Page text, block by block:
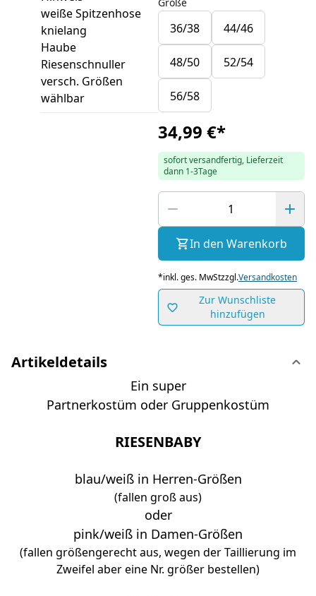
weiße Spitzenhose
knielang
Haube
Riesenschnuller
versch. Größen
wählbar
36/38 44/46
48/50 52/54
56/58
34,99 €*
sofort versandfertig, Lieferzeit
dann 1-3Tage
In den Warenkorb
*inkl. ges. MwStzzgl.Versandkosten
Zur Wunschliste
hinzufügen
Artikeldetails
Ein super
Partnerkostüm oder Gruppenkostüm
RIESENBABY
blau/weiß in Herren-Größen
(fallen groß aus)
oder
pink/weiß in Damen-Größen
(fallen größengerecht aus, wegen der Taillierung im
Zweifel aber eine Nr. größer bestellen)